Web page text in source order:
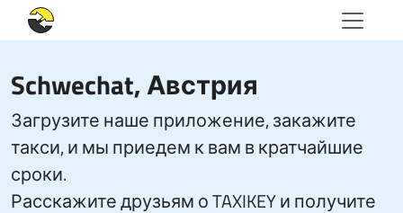
Schwechat, Австрия
Загрузите наше приложение, закажите
такси, и мы приедем к вам в кратчайшие
сроки.
Расскажите друзьям о TAXIKEY и получите